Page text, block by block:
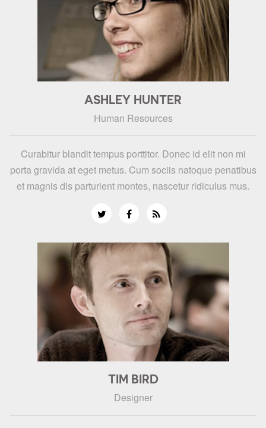
ASHLEY HUNTER
Human Resources
Curabitur blandit tempus porttitor. Donec id elit non mi
porta gravida at eget metus. Cum sociis natoque penatibus
et magnis dis parturient montes, nascetur ridiculus mus.
TIM BIRD
Designer